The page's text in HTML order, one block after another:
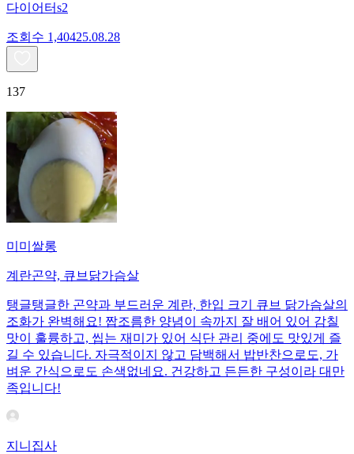
다이어터s2
조회수 1,40425.08.28
137
미미쌀롱
계란곤약, 큐브닭가슴살
탱글탱글한 곤약과 부드러운 계란, 한입 크기 큐브 닭가슴살의
조화가 완벽해요! 짭조름한 양념이 속까지 잘 배어 있어 감칠
맛이 훌륭하고, 씹는 재미가 있어 식단 관리 중에도 맛있게 즐
길 수 있습니다. 자극적이지 않고 담백해서 밥반찬으로도, 가
벼운 간식으로도 손색없네요. 건강하고 든든한 구성이라 대만
족입니다!
지니집사